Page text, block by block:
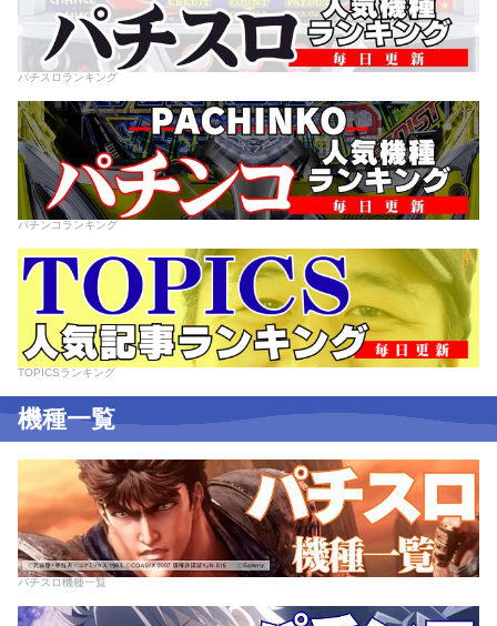
パチスロランキング
パチンコランキング
TOPICSランキング
機種一覧
パチスロ機種一覧